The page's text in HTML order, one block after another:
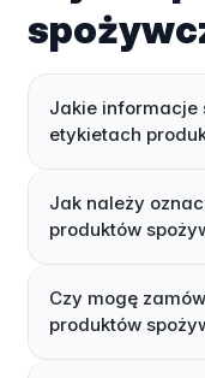
Jakie informacje
etykietach
Jak należy
produktów
Czy mogę
produktów